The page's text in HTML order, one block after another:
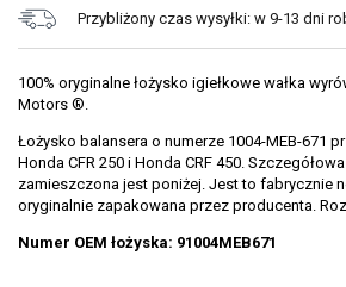
Przybliżony czas wysyłki: w 9-13 dni
100% oryginalne łożysko igiełkowe wałka
Motors ®.
Łożysko balansera o numerze 1004-MEB-671
Honda CFR 250 i Honda CRF 450.
zamieszczona jest poniżej. Jest to fabrycznie
oryginalnie zapakowana przez producenta.
Numer OEM łożyska: 91004MEB671